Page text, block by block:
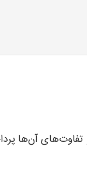
تفاوت‌های آن‌ها